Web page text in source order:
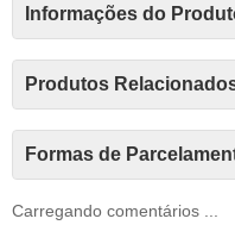
Informações do
Produtos
Formas de
Carregando comentários ...